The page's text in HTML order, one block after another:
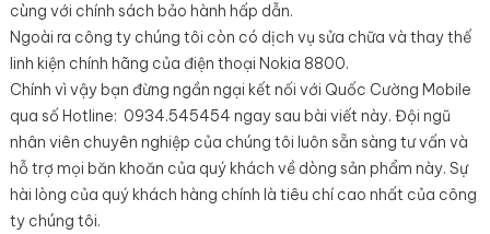
cùng với chính sách bảo hành hấp dẫn.
Ngoài ra công ty chúng tôi còn có dịch vụ sửa chữa và thay thế
linh kiện chính hãng của điện thoại Nokia 8800.
Chính vì vậy bạn đừng ngần ngại kết nối với Quốc Cường Mobile
qua số ​Hotline: 0934.545454 ngay sau bài viết này. Đội ngũ
nhân viên chuyên nghiệp của chúng tôi luôn sẵn sàng tư vấn và
hỗ trợ mọi băn khoăn của quý khách về dòng sản phẩm này. Sự
hài lòng của quý khách hàng chính là tiêu chí cao nhất của công
ty chúng tôi.